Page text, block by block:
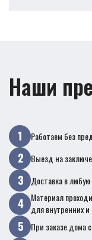
Наши
Работаем без
Выезд на
Доставка в любую
Материал
для внутренних
При заказе дома